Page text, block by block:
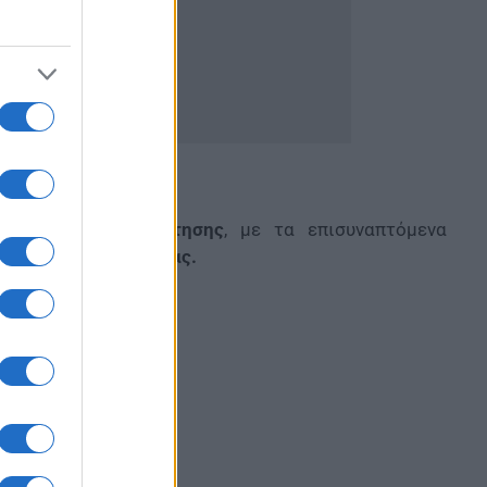
ηλεκτρονικής αίτησης, με τα επισυναπτόμενα
, ημέρας Δευτέρας.
ιδρύματα